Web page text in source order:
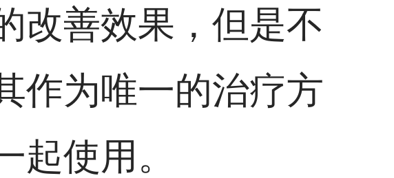
改善效果，但是不
作为唯一的治疗方
使用。